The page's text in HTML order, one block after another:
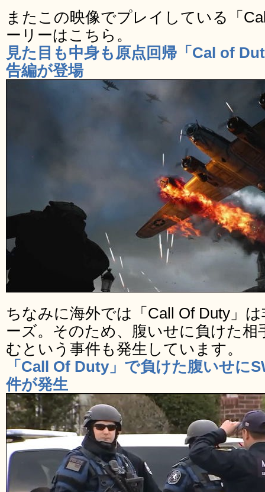
またこの映像でプレイしている「
ーリーはこちら。
見た目も中身も原点回帰「Cal of
告編が登場
ちなみに海外では「Call Of Duty」
ーズ。そのため、腹いせに負けた相
むという事件も発生しています。
「Call Of Duty」で負けた腹いせに
件が発生